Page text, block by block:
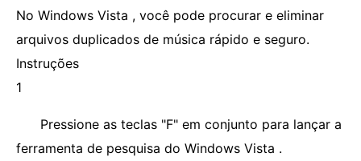
No Windows Vista , você pode procurar e eliminar
arquivos duplicados de música rápido e seguro.
Instruções
1
Pressione as teclas "F" em conjunto para lançar a
ferramenta de pesquisa do Windows Vista .